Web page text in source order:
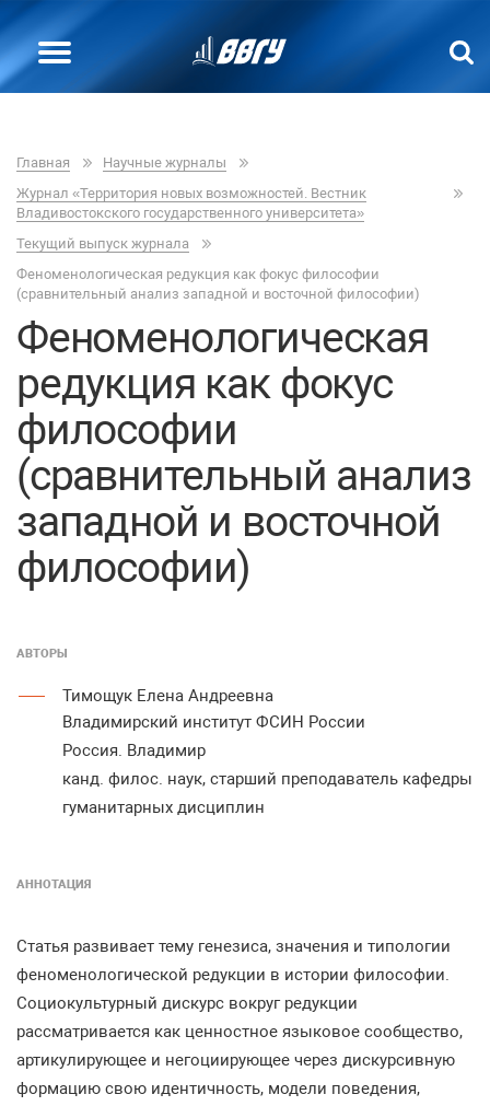
Главная
Научные журналы
Журнал «Территория новых возможностей. Вестник
Владивостокского государственного университета»
Текущий выпуск журнала
Феноменологическая редукция как фокус философии
(сравнительный анализ западной и восточной философии)
Феноменологическая
редукция как фокус
философии
(сравнительный анализ
западной и восточной
философии)
АВТОРЫ
Тимощук Елена Андреевна
Владимирский институт ФСИН России
Россия. Владимир
канд. филос. наук, старший преподаватель кафедры
гуманитарных дисциплин
АННОТАЦИЯ
Статья развивает тему генезиса, значения и типологии
феноменологической редукции в истории философии.
Социокультурный дискурс вокруг редукции
рассматривается как ценностное языковое сообщество,
артикулирующее и негоциирующее через дискурсивную
формацию свою идентичность, модели поведения,